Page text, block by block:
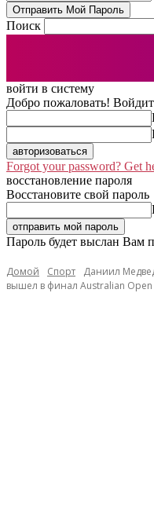
Поиск
войти в систему
Добро пожаловать!
Forgot your password? Get
восстановление пароля
Восстановите свой пароль
Пароль будет выслан Вам
Домой Спорт
Даниил
вышел в финал Australian Open